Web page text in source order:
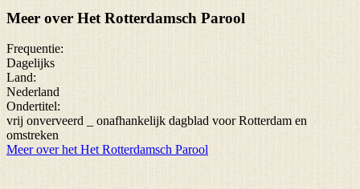
Meer over Het Rotterdamsch Parool
Frequentie:
Dagelijks
Land:
Nederland
Ondertitel:
vrij onverveerd _ onafhankelijk dagblad voor Rotterdam en
omstreken
Meer over het Het Rotterdamsch Parool